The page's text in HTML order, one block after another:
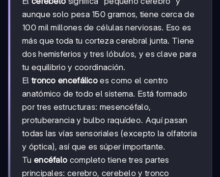
aunque solo pesa 150 gramos, tiene cerca de
100 mil millones de células nerviosas. Eso es
más que toda tu corteza cerebral junta. Tiene
dos hemisferios y tres lóbulos, y es clave para
tu equilibrio y coordinación.
El tronco encefálico es como el centro
anatómico de todo el sistema. Está formado
por tres estructuras: mesencéfalo,
protuberancia y bulbo raquídeo. Aquí pasan
todas las vías sensoriales (excepto la olfatoria
y óptica), así que es súper importante.
Tu encéfalo completo tiene tres partes
principales: cerebro, cerebelo y tronco